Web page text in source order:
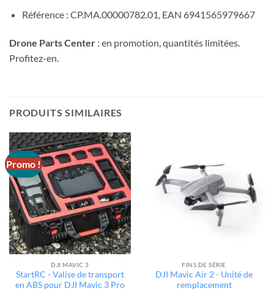
Référence : CP.MA.00000782.01, EAN 6941565979667
Drone Parts Center : en promotion, quantités limitées.
Profitez-en.
PRODUITS SIMILAIRES
Promo !
DJI MAVIC 3
StartRC - Valise de transport
en ABS pour DJI Mavic 3 Pro
FINS DE SÉRIE
DJI Mavic Air 2 - Unité de
remplacement